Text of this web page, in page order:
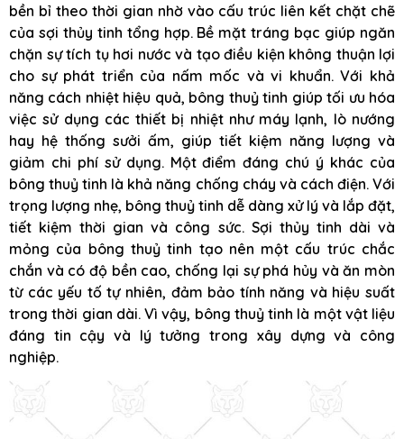
bền bỉ theo thời gian nhờ vào cấu trúc liên kết chặt chẽ
của sợi thủy tinh tổng hợp. Bề mặt tráng bạc giúp ngăn
chặn sự tích tụ hơi nước và tạo điều kiện không thuận lợi
cho sự phát triển của nấm mốc và vi khuẩn. Với khả
năng cách nhiệt hiệu quả, bông thuỷ tinh giúp tối ưu hóa
việc sử dụng các thiết bị nhiệt như máy lạnh, lò nướng
hay hệ thống sưởi ấm, giúp tiết kiệm năng lượng và
giảm chi phí sử dụng. Một điểm đáng chú ý khác của
bông thuỷ tinh là khả năng chống cháy và cách điện. Với
trọng lượng nhẹ, bông thuỷ tinh dễ dàng xử lý và lắp đặt,
tiết kiệm thời gian và công sức. Sợi thủy tinh dài và
mỏng của bông thuỷ tinh tạo nên một cấu trúc chắc
chắn và có độ bền cao, chống lại sự phá hủy và ăn mòn
từ các yếu tố tự nhiên, đảm bảo tính năng và hiệu suất
trong thời gian dài. Vì vậy, bông thuỷ tinh là một vật liệu
đáng tin cậy và lý tưởng trong xây dựng và công
nghiệp.